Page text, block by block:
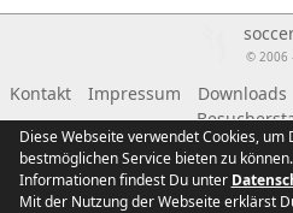
© 2006
Kontakt Impressum Downloads
Diese Webseite verwendet Cookies, um
bestmöglichen Service bieten zu
Informationen findest Du unter
Mit der Nutzung der Webseite erklärst